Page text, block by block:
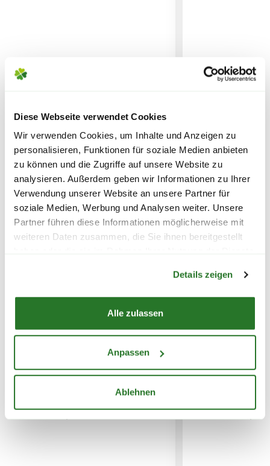
Diese Webseite verwendet Cookies
Wir verwenden Cookies, um Inhalte und Anzeigen zu
personalisieren, Funktionen für soziale Medien anbieten
zu können und die Zugriffe auf unsere Website zu
analysieren. Außerdem geben wir Informationen zu Ihrer
Verwendung unserer Website an unsere Partner für
soziale Medien, Werbung und Analysen weiter. Unsere
Partner führen diese Informationen möglicherweise mit
weiteren Daten zusammen, die Sie ihnen bereitgestellt
Details zeigen
Alle zulassen
Anpassen
Ablehnen
29,95€
FLORAGARD Kübelpflanzen-&
Palmenerde 'Vorteilspack', 50
L
16,99
inkl. MwSt. zzgl. Versandkosten
BLUMEN
& Palmenerde,
7,99
inkl. MwSt. zzgl.
WEITERE PRODUKTE